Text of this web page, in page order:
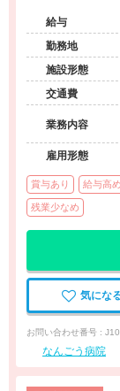
給与
勤務地
施設形態
交通費
業務内容
雇用形態
賞与あり 給与高め
残業少なめ
気にな
お問い合わせ番号 :
なんごう病院